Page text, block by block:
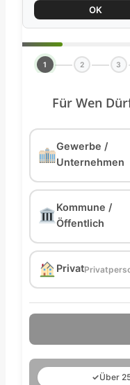
OK
1 2 3
Für Wen
Gewerbe /
Unternehmen
Kommune /
Öffentlich
Privat
✓Über